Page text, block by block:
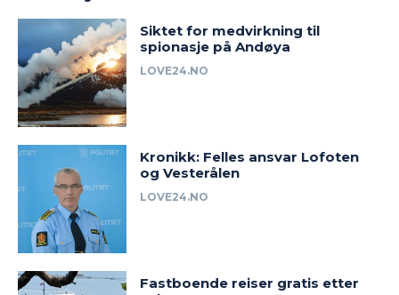
Siktet for medvirkning til
spionasje på Andøya
LOVE24.NO
Kronikk: Felles ansvar Lofoten
og Vesterålen
LOVE24.NO
Fastboende reiser gratis etter